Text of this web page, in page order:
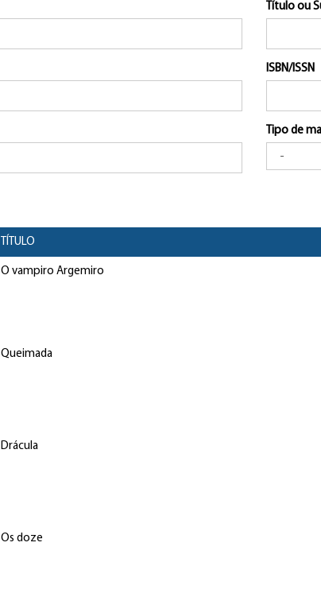
Título ou
ISBN/ISSN
Tipo de
TÍTULO
O vampiro Argemiro
Queimada
Drácula
Os doze